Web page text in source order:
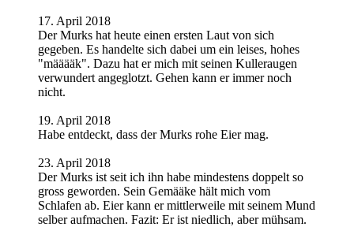
17. April 2018
Der Murks hat heute einen ersten Laut von sich
gegeben. Es handelte sich dabei um ein leises, hohes
"määääk". Dazu hat er mich mit seinen Kulleraugen
verwundert angeglotzt. Gehen kann er immer noch
nicht.
19. April 2018
Habe entdeckt, dass der Murks rohe Eier mag.
23. April 2018
Der Murks ist seit ich ihn habe mindestens doppelt so
gross geworden. Sein Gemääke hält mich vom
Schlafen ab. Eier kann er mittlerweile mit seinem Mund
selber aufmachen. Fazit: Er ist niedlich, aber mühsam.